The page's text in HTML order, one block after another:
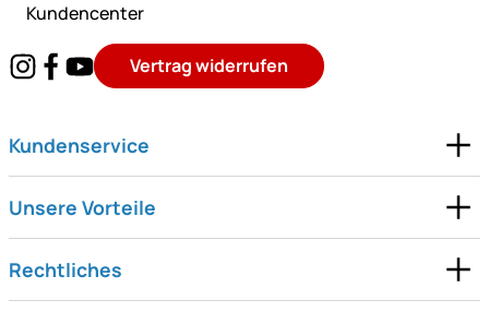
Kundencenter
Vertrag widerrufen
Kundenservice
Unsere Vorteile
Rechtliches